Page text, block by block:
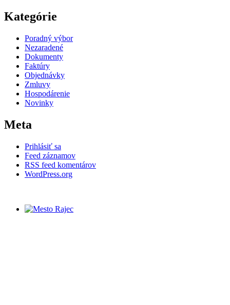
Kategórie
Poradný výbor
Nezaradené
Dokumenty
Faktúry
Objednávky
Zmluvy
Hospodárenie
Novinky
Meta
Prihlásiť sa
Feed záznamov
RSS feed komentárov
WordPress.org